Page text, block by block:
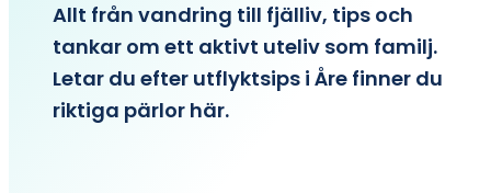
Allt från vandring till fjälliv, tips och
tankar om ett aktivt uteliv som familj.
Letar du efter utflyktsips i Åre finner du
riktiga pärlor här.